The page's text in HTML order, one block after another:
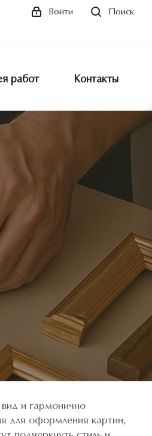
Поиск
Войти
работ Контакты
и гармонично
для оформления картин,